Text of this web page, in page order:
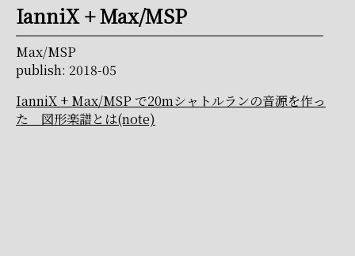
IanniX + Max/MSP
Max/MSP
publish: 2018-05
IanniX + Max/MSP で20mシャトルランの音源を作っ
た 図形楽譜とは(note)